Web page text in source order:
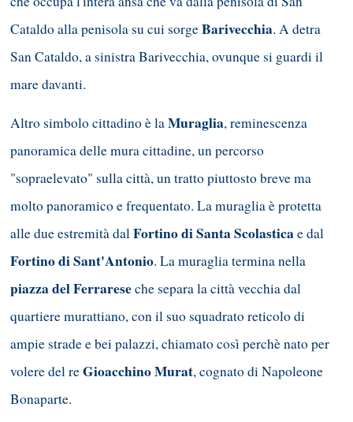
Cataldo alla penisola su cui sorgeBarivecchia. A detra
San Cataldo, a sinistra Barivecchia, ovunque si guardi il
mare davanti.
Altro simbolo cittadino è laMuraglia, reminescenza
panoramica delle mura cittadine, un percorso
"sopraelevato" sulla città, un tratto piuttosto breve ma
molto panoramico e frequentato. La muraglia è protetta
alle due estremità dalFortino di Santa Scolasticae dal
Fortino di Sant'Antonio. La muraglia termina nella
piazza del Ferrareseche separa la città vecchia dal
quartiere murattiano, con il suo squadrato reticolo di
ampie strade e bei palazzi, chiamato così perchè nato per
volere del reGioacchino Murat, cognato di Napoleone
Bonaparte.